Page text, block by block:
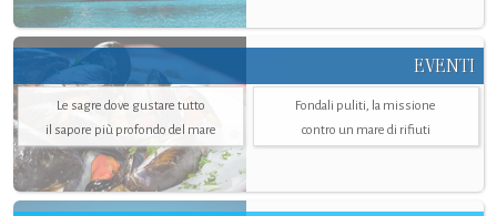
EVENTI
Le sagre dove gustare tutto
il sapore più profondo del mare
Fondali puliti, la missione
contro un mare di rifiuti